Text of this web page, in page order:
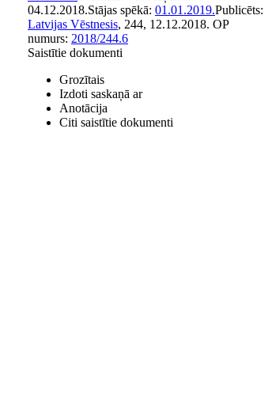
04.12.2018.Stājas spēkā: 01.01.2019.Publicēts:
Latvijas Vēstnesis, 244, 12.12.2018. OP
numurs: 2018/244.6
Saistītie dokumenti
Grozītais
Izdoti saskaņā ar
Anotācija
Citi saistītie dokumenti